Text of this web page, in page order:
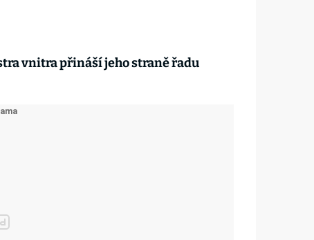
vnitra přináší jeho straně řadu